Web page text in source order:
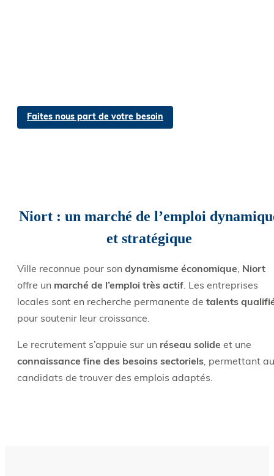
Faites nous part de votre besoin
Niort : un marché de l’emploi
et stratégique
Ville reconnue pour son dynamisme économique, Niort
offre un marché de l’emploi très actif. Les entreprises
locales sont en recherche permanente de talents
pour soutenir leur croissance.
Le recrutement s’appuie sur un réseau solide et une
connaissance fine des besoins sectoriels, permettant
candidats de trouver des emplois adaptés.